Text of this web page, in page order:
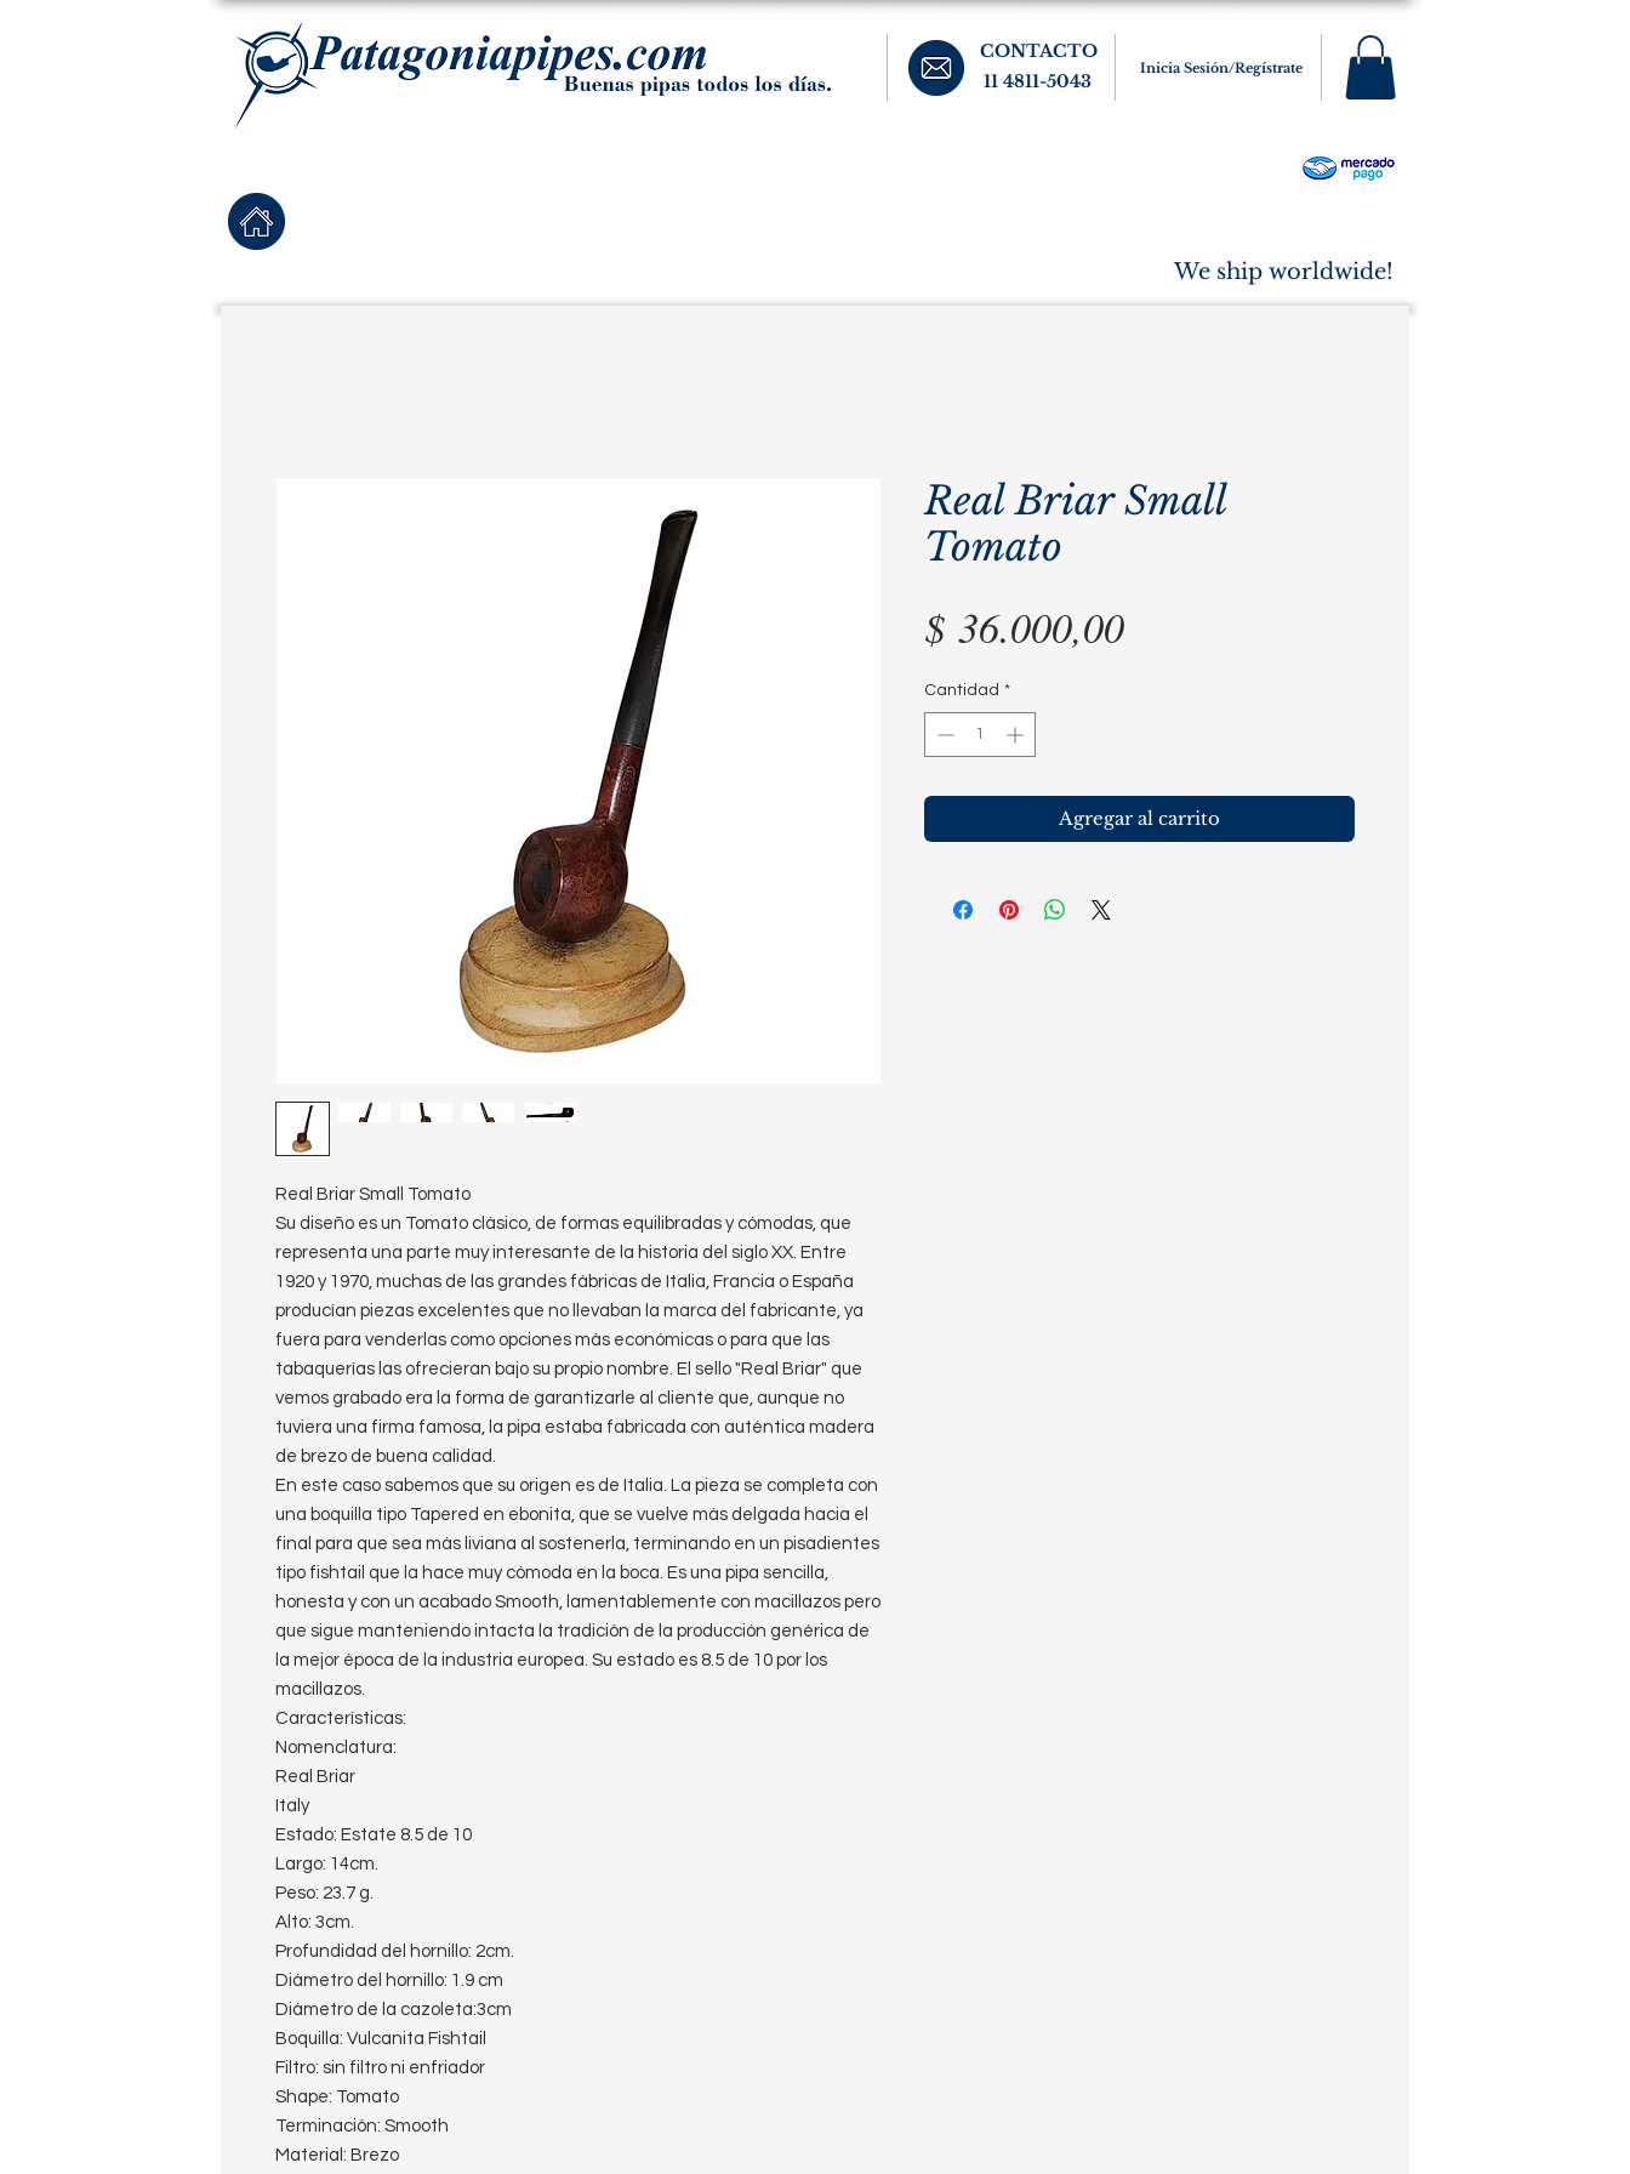
CONTACTO
11 4811-5043
Inicia Sesión/Regístrate
We ship worldwide!
Real Briar Small Tomato
Su diseño es un Tomato clásico, de formas equilibradas y cómodas, que
representa una parte muy interesante de la historia del siglo XX. Entre
1920 y 1970, muchas de las grandes fábricas de Italia, Francia o España
producían piezas excelentes que no llevaban la marca del fabricante, ya
fuera para venderlas como opciones más económicas o para que las
tabaquerías las ofrecieran bajo su propio nombre. El sello "Real Briar" que
vemos grabado era la forma de garantizarle al cliente que, aunque no
tuviera una firma famosa, la pipa estaba fabricada con auténtica madera
de brezo de buena calidad.
En este caso sabemos que su origen es de Italia. La pieza se completa con
una boquilla tipo Tapered en ebonita, que se vuelve más delgada hacia el
final para que sea más liviana al sostenerla, terminando en un pisadientes
tipo fishtail que la hace muy cómoda en la boca. Es una pipa sencilla,
honesta y con un acabado Smooth, lamentablemente con macillazos pero
que sigue manteniendo intacta la tradición de la producción genérica de
la mejor época de la industria europea. Su estado es 8.5 de 10 por los
macillazos.
Características:
Nomenclatura:
Real Briar
Italy
Estado: Estate 8.5 de 10
Largo: 14cm.
Peso: 23.7 g.
Alto: 3cm.
Profundidad del hornillo: 2cm.
Diámetro del hornillo: 1.9 cm
Diámetro de la cazoleta:3cm
Boquilla: Vulcanita Fishtail
Filtro: sin filtro ni enfriador
Shape: Tomato
Terminación: Smooth
Material: Brezo
Real Briar Small
Tomato
$ 36.000,00Precio
Cantidad *
Agregar al carrito